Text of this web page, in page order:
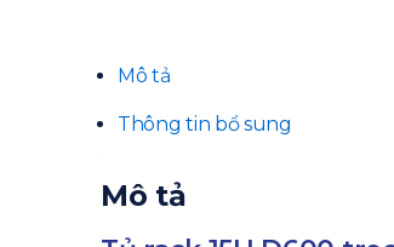
Mô tả
Thông tin bổ sung
Mô tả